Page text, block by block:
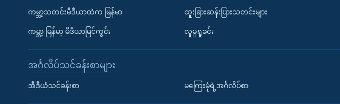
ကမ္ဘာ့သတင်းမီဒီယာထဲက မြန်မာ
ကမ္ဘာ့ မြန်မာ့ မီဒီယာမြင်ကွင်း
ထူးခြားဆန်းပြားသတင်းများ
လူမှုရှုခင်း
အင်္ဂလိပ်သင်ခန်းစာများ
အီဒီယံသင်ခန်းစာ မကြေးမုံရဲ့အင်္ဂလိပ်စာ